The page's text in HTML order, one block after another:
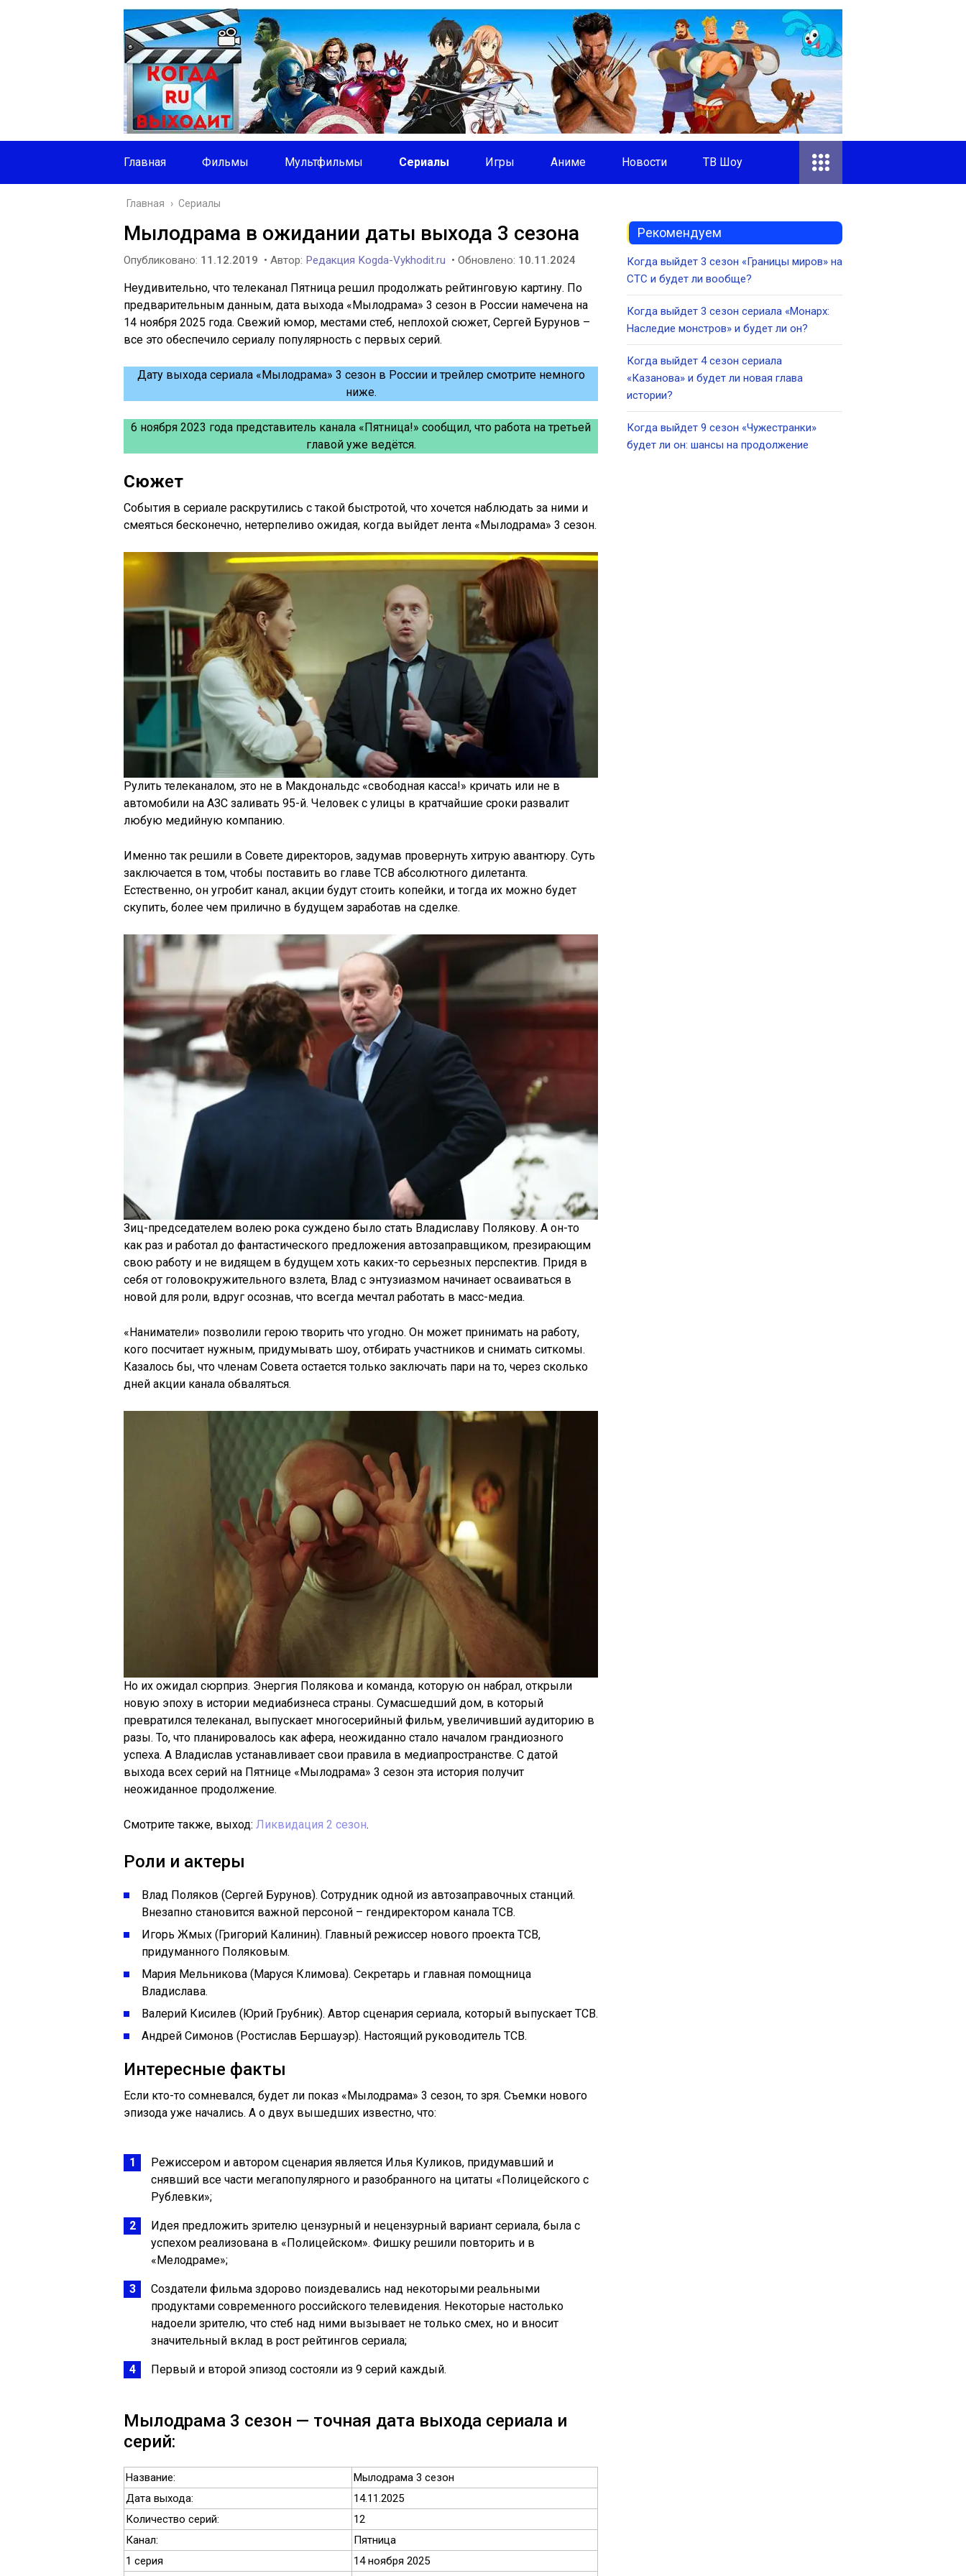
Главная Фильмы Мультфильмы Сериалы Игры Аниме Новости ТВ Шоу
Главная › Сериалы
Мылодрама в ожидании даты выхода 3 сезона
Опубликовано: 11.12.2019 • Автор: Редакция Kogda-Vykhodit.ru • Обновлено: 10.11.2024
Неудивительно, что телеканал Пятница решил продолжать рейтинговую картину. По
предварительным данным, дата выхода «Мылодрама» 3 сезон в России намечена на
14 ноября 2025 года. Свежий юмор, местами стеб, неплохой сюжет, Сергей Бурунов –
все это обеспечило сериалу популярность с первых серий.
Дату выхода сериала «Мылодрама» 3 сезон в России и трейлер смотрите немного
ниже.
6 ноября 2023 года представитель канала «Пятница!» сообщил, что работа на третьей
главой уже ведётся.
Сюжет
События в сериале раскрутились с такой быстротой, что хочется наблюдать за ними и
смеяться бесконечно, нетерпеливо ожидая, когда выйдет лента «Мылодрама» 3 сезон.
Рулить телеканалом, это не в Макдональдс «свободная касса!» кричать или не в
автомобили на АЗС заливать 95-й. Человек с улицы в кратчайшие сроки развалит
любую медийную компанию.
Именно так решили в Совете директоров, задумав провернуть хитрую авантюру. Суть
заключается в том, чтобы поставить во главе ТСВ абсолютного дилетанта.
Естественно, он угробит канал, акции будут стоить копейки, и тогда их можно будет
скупить, более чем прилично в будущем заработав на сделке.
Зиц-председателем волею рока суждено было стать Владиславу Полякову. А он-то
как раз и работал до фантастического предложения автозаправщиком, презирающим
свою работу и не видящем в будущем хоть каких-то серьезных перспектив. Придя в
себя от головокружительного взлета, Влад с энтузиазмом начинает осваиваться в
новой для роли, вдруг осознав, что всегда мечтал работать в масс-медиа.
«Наниматели» позволили герою творить что угодно. Он может принимать на работу,
кого посчитает нужным, придумывать шоу, отбирать участников и снимать ситкомы.
Казалось бы, что членам Совета остается только заключать пари на то, через сколько
дней акции канала обваляться.
Но их ожидал сюрприз. Энергия Полякова и команда, которую он набрал, открыли
новую эпоху в истории медиабизнеса страны. Сумасшедший дом, в который
превратился телеканал, выпускает многосерийный фильм, увеличивший аудиторию в
разы. То, что планировалось как афера, неожиданно стало началом грандиозного
успеха. А Владислав устанавливает свои правила в медиапространстве. С датой
выхода всех серий на Пятнице «Мылодрама» 3 сезон эта история получит
неожиданное продолжение.
Смотрите также, выход: Ликвидация 2 сезон.
Роли и актеры
Влад Поляков (Сергей Бурунов). Сотрудник одной из автозаправочных станций.
Внезапно становится важной персоной – гендиректором канала ТСВ.
Игорь Жмых (Григорий Калинин). Главный режиссер нового проекта ТСВ,
придуманного Поляковым.
Мария Мельникова (Маруся Климова). Секретарь и главная помощница
Владислава.
Валерий Кисилев (Юрий Грубник). Автор сценария сериала, который выпускает ТСВ.
Андрей Симонов (Ростислав Бершауэр). Настоящий руководитель ТСВ.
Интересные факты
Если кто-то сомневался, будет ли показ «Мылодрама» 3 сезон, то зря. Съемки нового
эпизода уже начались. А о двух вышедших известно, что:
Режиссером и автором сценария является Илья Куликов, придумавший и
снявший все части мегапопулярного и разобранного на цитаты «Полицейского с
Рублевки»;
Идея предложить зрителю цензурный и нецензурный вариант сериала, была с
успехом реализована в «Полицейском». Фишку решили повторить и в
«Мелодраме»;
Создатели фильма здорово поиздевались над некоторыми реальными
продуктами современного российского телевидения. Некоторые настолько
надоели зрителю, что стеб над ними вызывает не только смех, но и вносит
значительный вклад в рост рейтингов сериала;
Первый и второй эпизод состояли из 9 серий каждый.
Мылодрама 3 сезон — точная дата выхода сериала и
серий:
Название:
Мылодрама 3 сезон
Дата выхода:
14.11.2025
Количество серий:
12
Канал:
Пятница
1 серия
14 ноября 2025
Рекомендуем
Когда выйдет 3 сезон «Границы миров» на
СТС и будет ли вообще?
Когда выйдет 3 сезон сериала «Монарх:
Наследие монстров» и будет ли он?
Когда выйдет 4 сезон сериала
«Казанова» и будет ли новая глава
истории?
Когда выйдет 9 сезон «Чужестранки»
будет ли он: шансы на продолжение